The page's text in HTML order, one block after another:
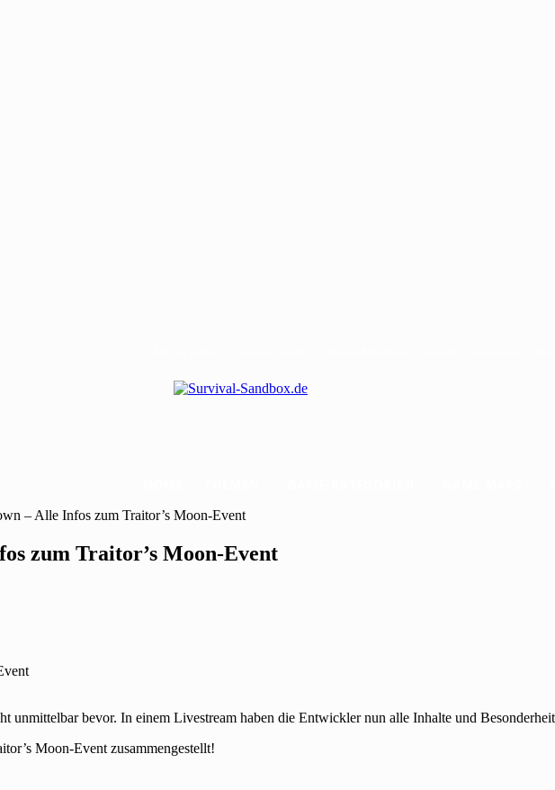
– Alle Infos zum Traitor’s Moon-Event
zum Traitor’s Moon-Event
unmittelbar bevor. In einem Livestream haben die Entwickler nun alle Inhalte und
Moon-Event zusammengestellt!